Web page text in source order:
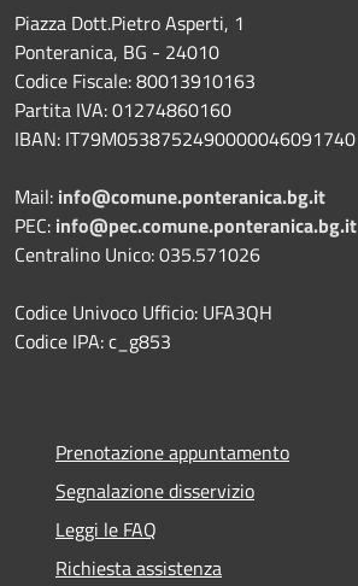
Piazza Dott.Pietro Asperti, 1
Ponteranica, BG - 24010
Codice Fiscale: 80013910163
Partita IVA: 01274860160
IBAN: IT79M0538752490000046091740
Mail: info@comune.ponteranica.bg.it
PEC: info@pec.comune.ponteranica.bg.it
Centralino Unico: 035.571026
Codice Univoco Ufficio: UFA3QH
Codice IPA: c_g853
Prenotazione appuntamento
Segnalazione disservizio
Leggi le FAQ
Richiesta assistenza